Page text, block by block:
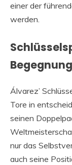
einer der
werden.
Álvarez’
Tore in
seinen
nur das
auch seine